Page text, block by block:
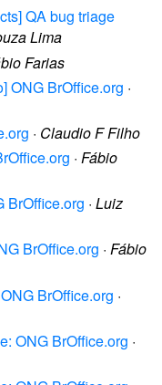
QA bug triage
Lima
Farias
ONG BrOffice.org ·
· Claudio F Filho
· Fábio
BrOffice.org · Luiz
BrOffice.org · Fábio
BrOffice.org ·
ONG BrOffice.org ·